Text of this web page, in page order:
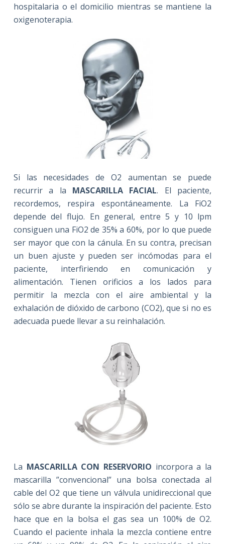
hospitalaria o el domicilio mientras se mantiene la
oxigenoterapia.
Si las necesidades de O2 aumentan se puede
recurrir a la MASCARILLA FACIAL. El paciente,
recordemos, respira espontáneamente. La FiO2
depende del flujo. En general, entre 5 y 10 lpm
consiguen una FiO2 de 35% a 60%, por lo que puede
ser mayor que con la cánula. En su contra, precisan
un buen ajuste y pueden ser incómodas para el
paciente, interfiriendo en comunicación y
alimentación. Tienen orificios a los lados para
permitir la mezcla con el aire ambiental y la
exhalación de dióxido de carbono (CO2), que si no es
adecuada puede llevar a su reinhalación.
La MASCARILLA CON RESERVORIO incorpora a la
mascarilla ”convencional” una bolsa conectada al
cable del O2 que tiene un válvula unidireccional que
sólo se abre durante la inspiración del paciente. Esto
hace que en la bolsa el gas sea un 100% de O2.
Cuando el paciente inhala la mezcla contiene entre